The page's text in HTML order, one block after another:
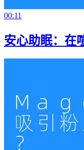
00:11
安心助眠：在